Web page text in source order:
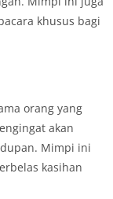
khusus bagi
orang yang
akan
Mimpi ini
kasihan